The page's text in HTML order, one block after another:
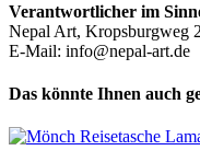
Verantwortlicher im
Nepal Art, Kropsburgweg
E-Mail: info@nepal-art.de
Das könnte Ihnen auch